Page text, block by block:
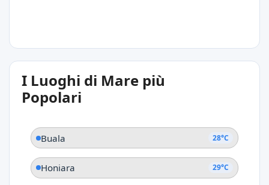
28°C
Buala
I Luoghi di Mare più
Popolari
Buala 28°C
Honiara 29°C